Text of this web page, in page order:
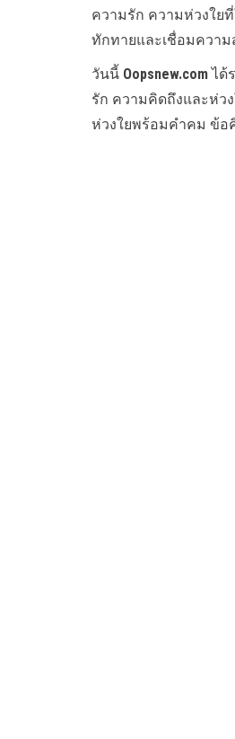
ความรัก ความห่วงใ
ทักทายและเชื่อมควา
วันนี้ Oopsnew.comได้
รัก ความคิดถึงและห่ว
ห่วงใยพร้อมคำคม ข้อ